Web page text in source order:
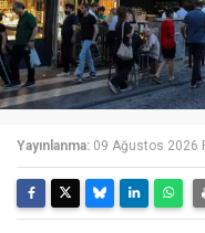
Yayınlanma: 09 Ağustos 2026